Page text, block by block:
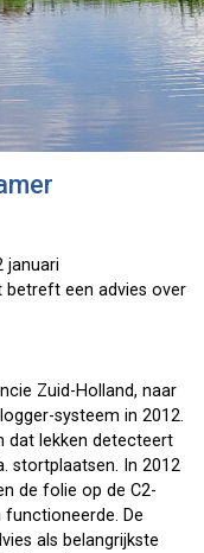
januari
betreft een advies over
Zuid-Holland, naar
systeem in 2012.
dat lekken detecteert
stortplaatsen. In 2012
de folie op de C2-
De
als belangrijkste